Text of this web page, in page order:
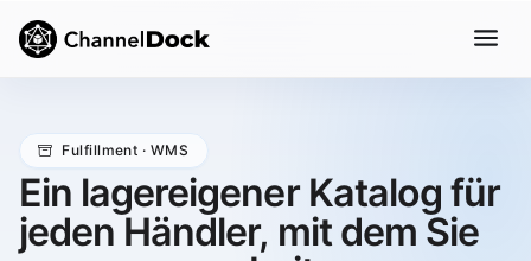
Fulfillment · WMS
Ein lagereigener Katalog für
jeden Händler, mit dem Sie